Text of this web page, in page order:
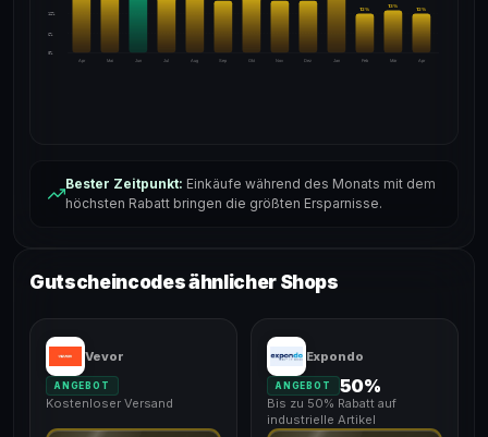
12%
6%
0%
Apr
Mai Jun Jul Aug Sep Okt Nov Dez Jan Feb
12%
Mär
13%
Apr
12%
Bester Zeitpunkt: Einkäufe während des Monats mit dem
höchsten Rabatt bringen die größten Ersparnisse.
Gutscheincodes ähnlicher Shops
Vevor
ANGEBOT
Kostenloser Versand
Expondo
ANGEBOT 50%
Bis zu 50% Rabatt auf
industrielle Artikel